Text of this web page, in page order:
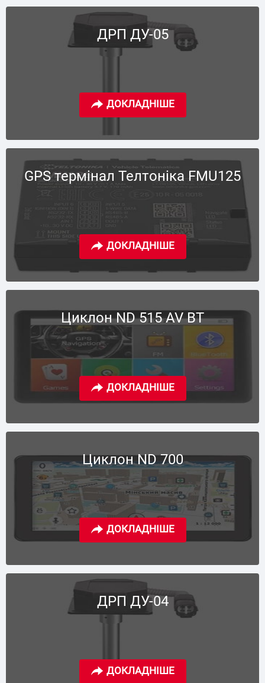
ДРП ДУ-05
GPS термінал Телтоніка FMU125
Циклон ND 515 AV BT
Циклон ND 700
ДРП ДУ-04